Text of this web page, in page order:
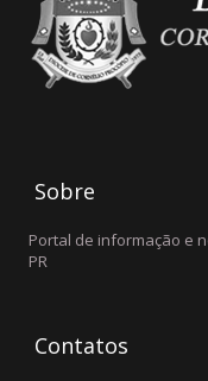
Sobre
Portal de informação e
PR
Contatos